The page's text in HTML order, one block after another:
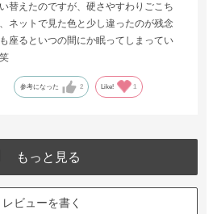
替えたのですが、硬さやすわりごこち
ネットで見た色と少し違ったのが残念
座るといつの間にか眠ってしまってい
参考になった 2 Like! 1
もっと見る
レビューを書く